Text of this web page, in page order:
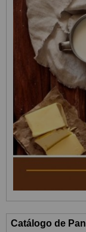
Catálogo de